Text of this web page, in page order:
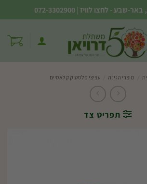
באר-שבע - לחצו לוויז |
072-3302900
מוצרי הגינה עציצי פלסטיק קלאסיים
תפריט צד